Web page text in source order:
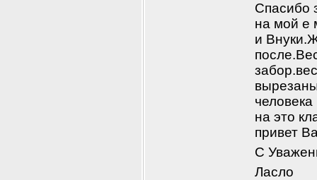
Спасибо
на мой е
и
на это
привет
С
Ласло